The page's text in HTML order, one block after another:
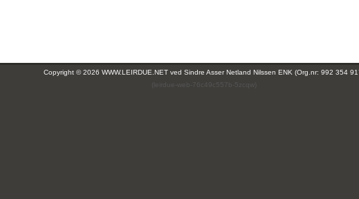
Copyright © 2026 WWW.LEIRDUE.NET ved Sindre Asser Netland Nilssen ENK (Org.nr: 992 354
(leirdue-web-76c49c557b-5zcqw)